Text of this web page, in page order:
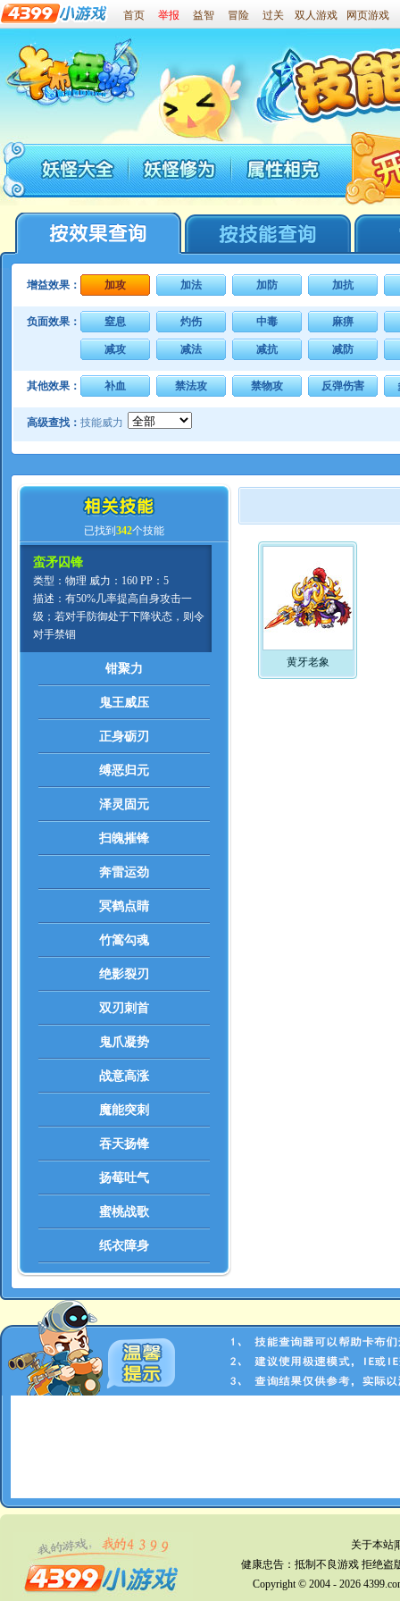
首页 举报 益智 冒险 过关 双人游戏 网页游戏
增益效果： 加攻 加法 加防 加抗
负面效果： 窒息 灼伤 中毒 麻痹
减攻 减法 减抗 减防
其他效果： 补血 禁法攻 禁物攻 反弹伤害
高级查找： 技能威力
已找到 342个技能
蛮矛囚锋
类型：物理 威力：160 PP：5
描述：有50%几率提高自身攻击一
级；若对手防御处于下降状态，则令
对手禁锢
钳聚力
鬼王威压
正身砺刃
缚恶归元
泽灵固元
扫魄摧锋
奔雷运劲
冥鹤点睛
竹篙勾魂
绝影裂刃
双刃刺首
鬼爪凝势
战意高涨
魔能突刺
吞天扬锋
扬莓吐气
蜜桃战歌
纸衣障身
永冻龙脉
转翅封元
沧溟狂化
镇岳崩山
麒麟舍身
残麟御锋
黄牙老象
关于本站
健康忠告：抵制不良游戏 拒绝盗
Copyright © 2004 - 2026